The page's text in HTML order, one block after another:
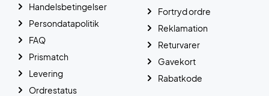
Handelsbetingelser
Persondatapolitik
FAQ
Prismatch
Levering
Ordrestatus
Fortryd ordre
Reklamation
Returvarer
Gavekort
Rabatkode